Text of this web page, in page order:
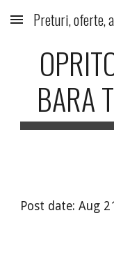
Skip to main content
BARA
Post date: Aug